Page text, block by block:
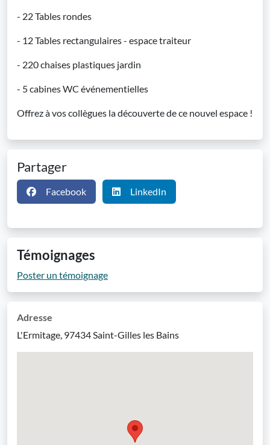
- 22 Tables rondes
- 12 Tables rectangulaires - espace traiteur
- 220 chaises plastiques jardin
- 5 cabines WC événementielles
Offrez à vos collègues la découverte de ce nouvel espace !
Partager
Facebook LinkedIn
Témoignages
Poster un témoignage
Adresse
L'Ermitage, 97434 Saint-Gilles les Bains